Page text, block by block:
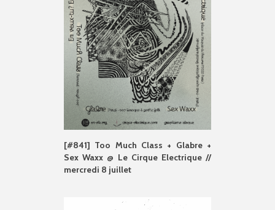
[#841] Too Much Class + Glabre +
Sex Waxx @ Le Cirque Electrique //
mercredi 8 juillet